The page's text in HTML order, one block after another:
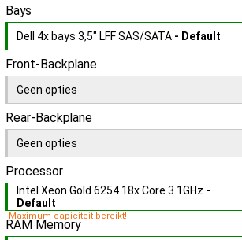
Bays
Dell 4x bays 3,5" LFF SAS/SATA - Default
Front-Backplane
Geen opties
Rear-Backplane
Geen opties
Processor
Intel Xeon Gold 6254 18x Core 3.1GHz -
Default
Maximum capiciteit bereikt!
RAM Memory